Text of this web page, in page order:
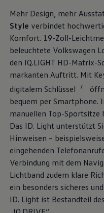
Mehr Design, mehr
Style verbindet
Komfort. 19-Zoll-
beleuchtete Volkswagen
den IQ.LIGHT HD-Matrix-
markanten Auftritt. Mit
digitalem Schlüssel
7
bequem per Smartphone.
manuellen Top-
Das ID. Light unterstützt
Hinweisen –
eingehenden
Verbindung mit dem
Lichtband zudem klare
ein besonders sicheres
ID. Light ist Bestandteil